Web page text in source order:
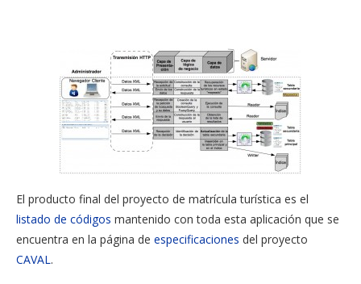
El producto final del proyecto de matrícula turística es el
listado de códigos mantenido con toda esta aplicación que se
encuentra en la página de especificaciones del proyecto
CAVAL.